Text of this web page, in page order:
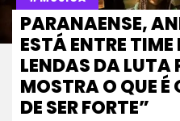
PARANAENSE,
ESTÁ ENTRE
LENDAS DA LUTA
MOSTRA O QUE É
DE SER FORTE”